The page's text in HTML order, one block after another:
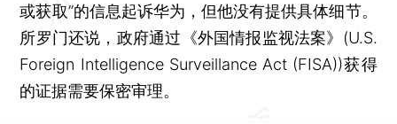
或获取”的信息起诉华为，但他没有提供具体细节。
所罗门还说，政府通过《外国情报监视法案》(U.S.
Foreign Intelligence Surveillance Act (FISA))获得
的证据需要保密审理。